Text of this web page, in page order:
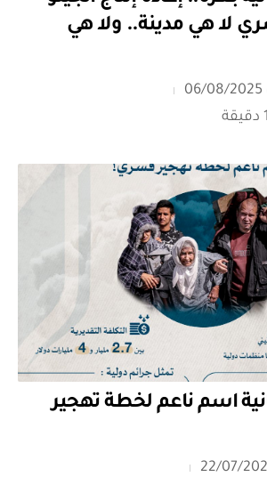
لا هي مدينة.. ولا هي
06/08/
اسم ناعم لخطة تهجير
22/07/